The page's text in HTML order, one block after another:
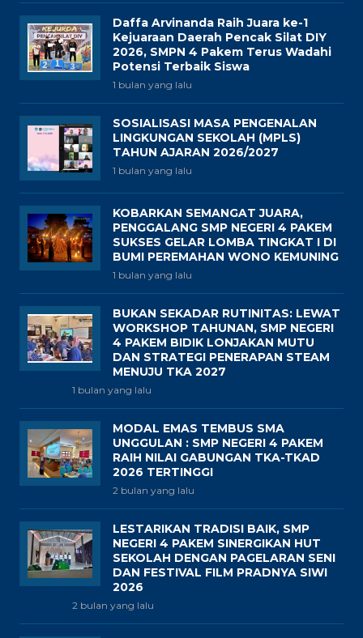
Daffa Arvinanda Raih Juara ke-1
Kejuaraan Daerah Pencak Silat DIY
2026, SMPN 4 Pakem Terus Wadahi
Potensi Terbaik Siswa
1 bulan yang lalu
SOSIALISASI MASA PENGENALAN
LINGKUNGAN SEKOLAH (MPLS)
TAHUN AJARAN 2026/2027
1 bulan yang lalu
KOBARKAN SEMANGAT JUARA,
PENGGALANG SMP NEGERI 4 PAKEM
SUKSES GELAR LOMBA TINGKAT I DI
BUMI PEREMAHAN WONO KEMUNING
1 bulan yang lalu
BUKAN SEKADAR RUTINITAS: LEWAT
WORKSHOP TAHUNAN, SMP NEGERI
4 PAKEM BIDIK LONJAKAN MUTU
DAN STRATEGI PENERAPAN STEAM
MENUJU TKA 2027
1 bulan yang lalu
MODAL EMAS TEMBUS SMA
UNGGULAN : SMP NEGERI 4 PAKEM
RAIH NILAI GABUNGAN TKA-TKAD
2026 TERTINGGI
2 bulan yang lalu
LESTARIKAN TRADISI BAIK, SMP
NEGERI 4 PAKEM SINERGIKAN HUT
SEKOLAH DENGAN PAGELARAN SENI
DAN FESTIVAL FILM PRADNYA SIWI
2026
2 bulan yang lalu